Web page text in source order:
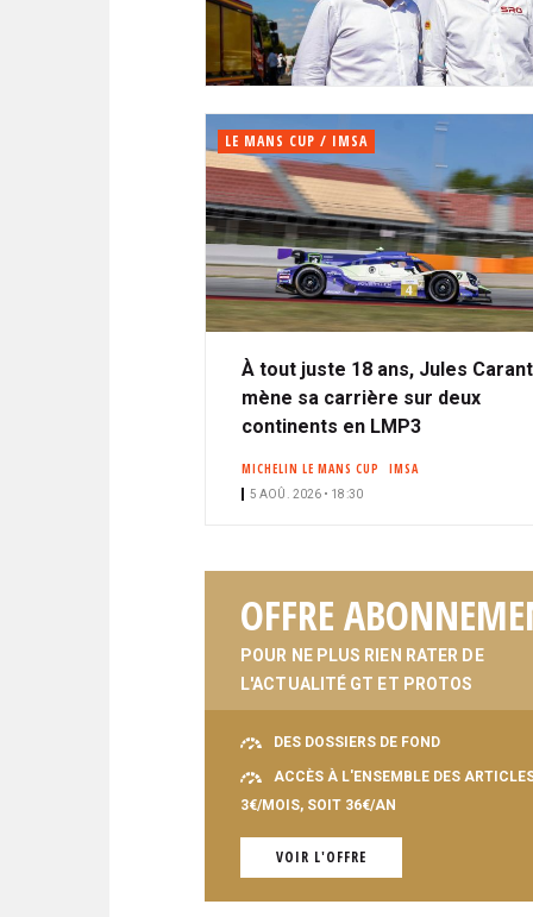
P
A
L
E
N
LE MANS CUP / IMSA
À tout juste 18 ans, Jules
mène sa carrière sur deux
continents en LMP3
MICHELIN LE MANS CUP IMSA
5 AOÛ. 2026 • 18:30
OFFRE
POUR NE PLUS RIEN RATER DE
L'ACTUALITÉ GT ET PROTOS
DES DOSSIERS DE FOND
ACCÈS À L'ENSEMBLE DES
3€/MOIS, SOIT 36€/AN
VOIR L'OFFRE